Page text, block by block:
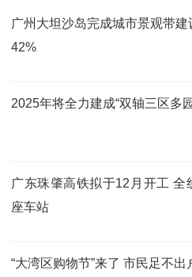
广州大坦沙岛完成城市景观带
42%
2025年将全力建成“双轴三区多
广东珠肇高铁拟于12月开工
座车站
“大湾区购物节”来了 市民足不